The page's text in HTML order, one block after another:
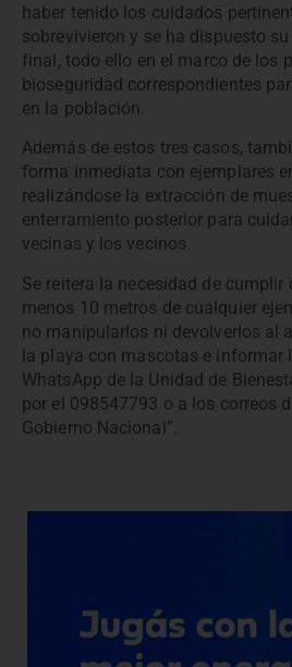
haber tenido los cuidados
sobrevivieron y se ha dispuesto
final, todo ello en el marco de los
bioseguridad correspondientes
en la población.
Además de estos tres casos,
forma inmediata con ejemplares
realizándose la extracción de
enterramiento posterior para
vecinas y los vecinos.
Se reitera la necesidad de
menos 10 metros de cualquier
no manipularlos ni devolverlos al
la playa con mascotas e informar
WhatsApp de la Unidad de
por el 098547793 o a los correos
Gobierno Nacional”.